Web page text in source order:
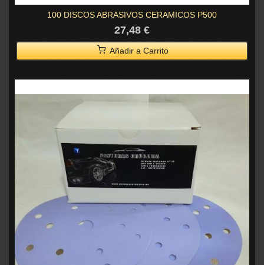
100 DISCOS ABRASIVOS CERAMICOS P500
27,48 €
Añadir a Carrito